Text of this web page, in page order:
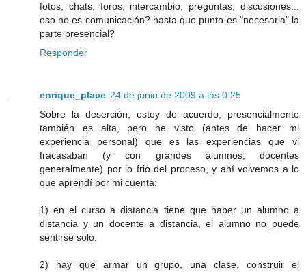
fotos, chats, foros, intercambio, preguntas, discusiones...
eso no es comunicación? hasta que punto es "necesaria" la
parte presencial?
Responder
enrique_place 24 de junio de 2009 a las 0:25
Sobre la deserción, estoy de acuerdo, presencialmente
también es alta, pero he visto (antes de hacer mi
experiencia personal) que es las experiencias que vi
fracasaban (y con grandes alumnos, docentes
generalmente) por lo frio del proceso, y ahí volvemos a lo
que aprendí por mi cuenta:
1) en el curso a distancia tiene que haber un alumno a
distancia y un docente a distancia, el alumno no puede
sentirse solo.
2) hay que armar un grupo, una clase, construir el